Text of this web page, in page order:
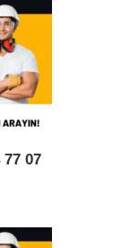
77 07